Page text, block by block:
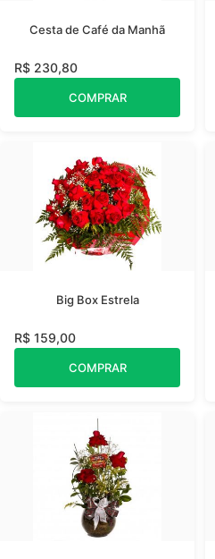
Cesta de Café da Manhã
R$ 230,80
COMPRAR
Big Box Estrela
R$ 159,00
COMPRAR